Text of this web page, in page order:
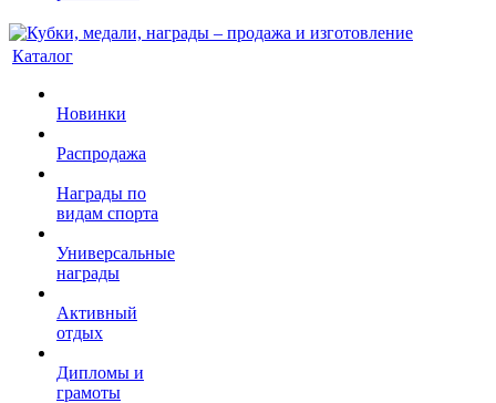
Каталог
Новинки
Распродажа
Награды по
видам спорта
Универсальные
награды
Активный
отдых
Дипломы и
грамоты